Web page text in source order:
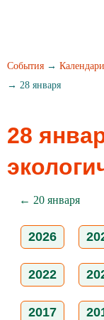
События → Календари
→ 28 января
28
← 20 января
2026
2022
2017